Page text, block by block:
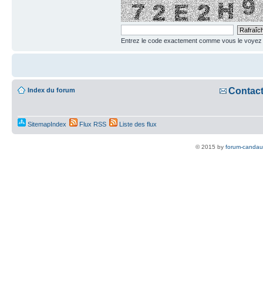
Entrez le code exactement comme vous le
Index du forum Contact
SitemapIndex Flux RSS Liste des flux
© 2015 by forum-